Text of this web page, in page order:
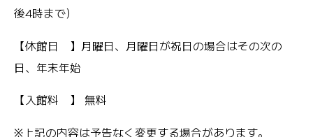
後4時まで）
【休館日 】月曜日、月曜日が祝日の場合はその次の
日、年末年始
【入館料 】 無料
※上記の内容は予告なく変更する場合があります。